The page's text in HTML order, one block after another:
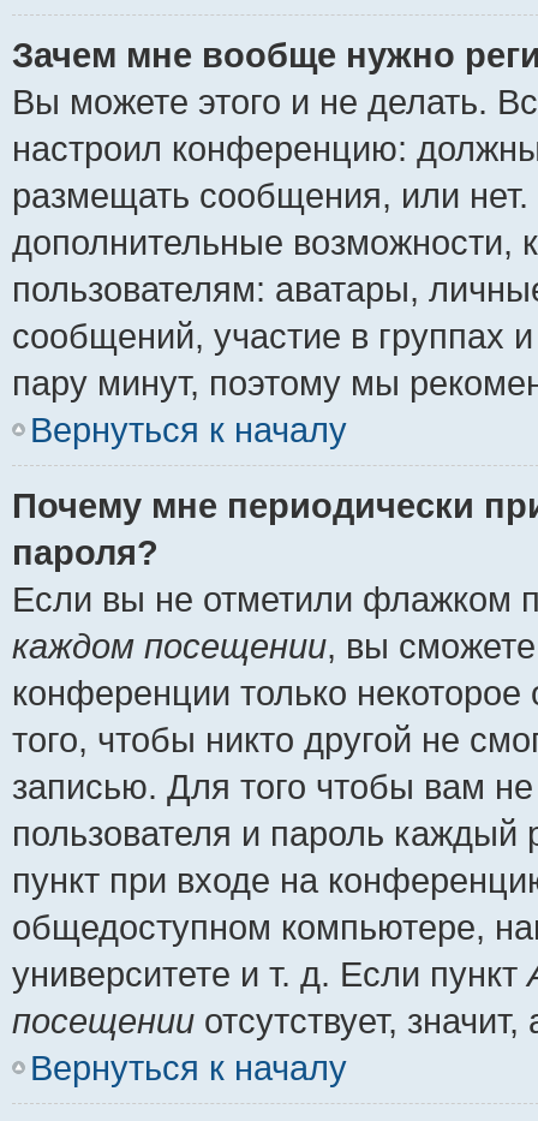
Зачем мне вообще нужно
Вы можете этого и не делать.
настроил конференцию:
размещать сообщения, или
дополнительные
пользователям: аватары,
сообщений, участие в группах
пару минут, поэтому мы
Вернуться к началу
Почему мне периодически
пароля?
Если вы не отметили флажком
каждом посещении, вы
конференции только
того, чтобы никто другой не
записью. Для того чтобы вам
пользователя и пароль
пункт при входе на
общедоступном компьютере,
университете и т. д. Если пункт
посещении отсутствует,
Вернуться к началу